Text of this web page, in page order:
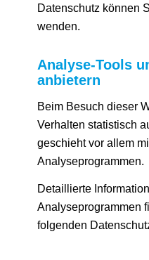
Datenschutz können
wenden.
Analyse-Tools
anbietern
Beim Besuch dieser
Verhalten statistisch
geschieht vor allem
Analyseprogrammen.
Detaillierte
Analyseprogrammen
folgenden